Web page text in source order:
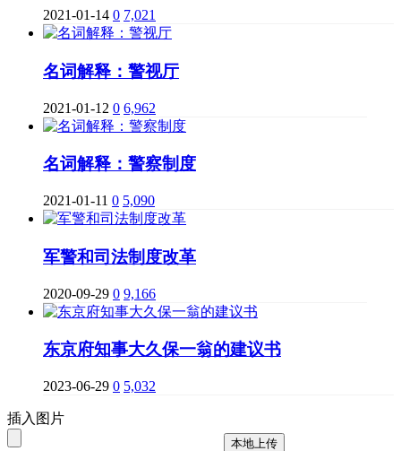
2021-01-14 0 7,021
名词解释：警视厅
2021-01-12 0 6,962
名词解释：警察制度
2021-01-11 0 5,090
军警和司法制度改革
2020-09-29 0 9,166
东京府知事大久保一翁的建议书
2023-06-29 0 5,032
插入图片
本地上传